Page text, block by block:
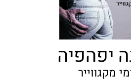
יפהפיה
מקגווייר